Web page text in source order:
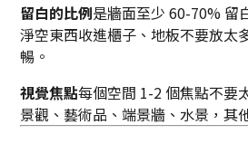
留白的比例是牆面至少 60-70% 留
淨空東西收進櫃子、地板不要放太
暢。
視覺焦點每個空間 1-2 個焦點不要
景觀、藝術品、端景牆、水景，其